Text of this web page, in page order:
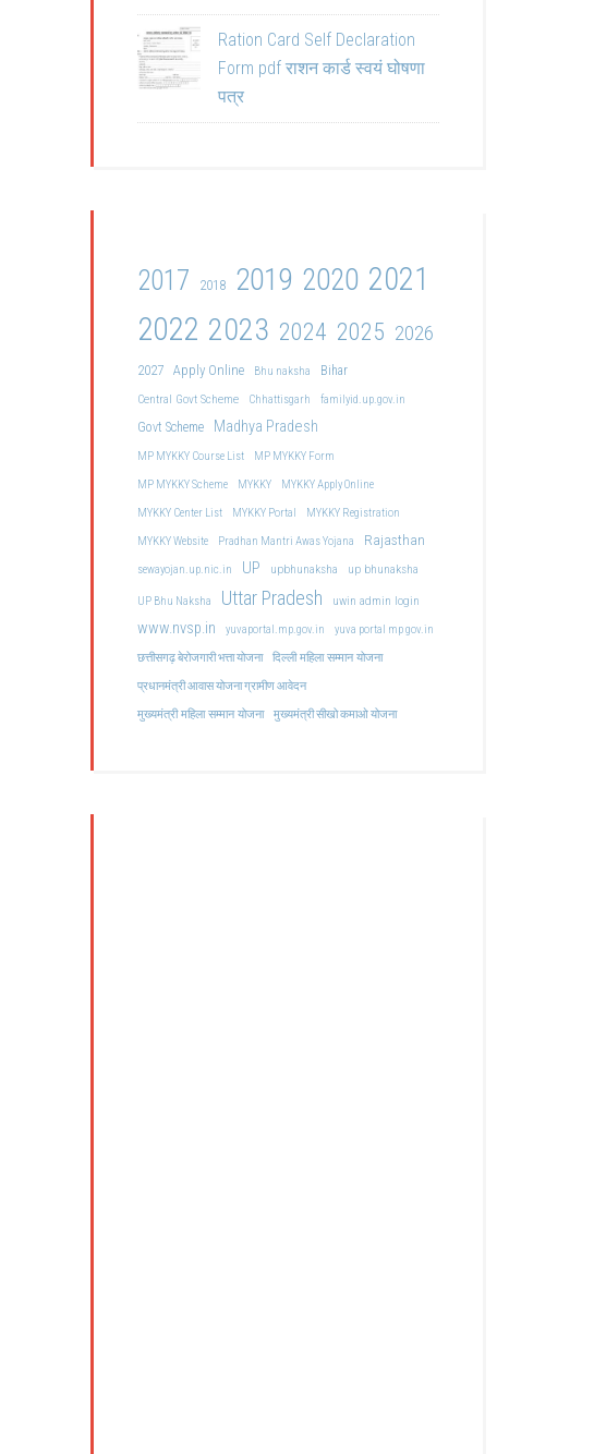
Ration Card Self Declaration
Form pdf राशन कार्ड स्वयं घोषणा
पत्र
2017 2018 2019 2020 2021
2022 2023 2024 2025 2026
2027 Apply Online Bhu naksha
Bihar
Central Govt Scheme
Chhattisgarh familyid.up.gov.in
Govt Scheme Madhya Pradesh
MP MYKKY Course List
MP MYKKY Form
MP MYKKY Scheme
MYKKY
MYKKY Apply Online
MYKKY Center List
MYKKY Portal
MYKKY Registration
MYKKY Website
Pradhan Mantri Awas Yojana Rajasthan
sewayojan.up.nic.in UP upbhunaksha up bhunaksha
UP Bhu Naksha Uttar Pradesh uwin admin login
www.nvsp.in yuvaportal.mp.gov.in
yuva portal mp gov.in
छत्तीसगढ़ बेरोजगारी भत्ता योजना
दिल्ली महिला सम्मान योजना
प्रधानमंत्री आवास योजना ग्रामीण आवेदन
मुख्यमंत्री महिला सम्मान योजना मुख्यमंत्री सीखो कमाओ योजना